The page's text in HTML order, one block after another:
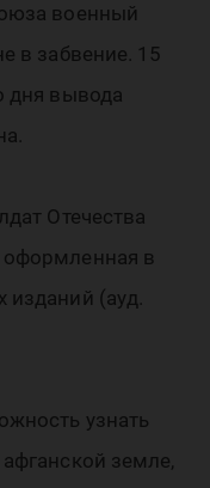
военный
в забвение. 15
дня вывода
Отечества
в
изданий (ауд.
узнать
земле,